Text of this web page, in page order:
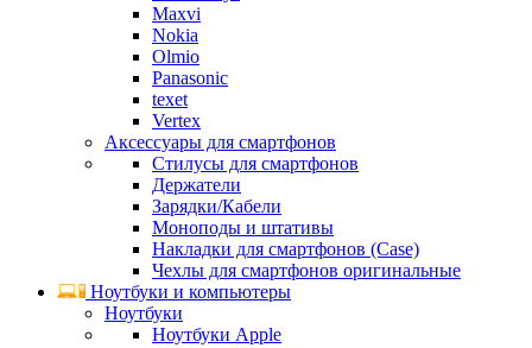
Maxvi
Nokia
Olmio
Panasonic
texet
Vertex
Аксессуары для смартфонов
Стилусы для смартфонов
Держатели
Зарядки/Кабели
Моноподы и штативы
Накладки для смартфонов (Case)
Чехлы для смартфонов оригинальные
Ноутбуки и компьютеры
Ноутбуки
Ноутбуки Apple